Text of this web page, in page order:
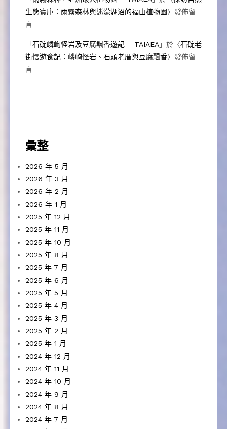
生態寶庫：雨霧森林與迷濛湖沼的福山植物園〉發佈留
言
「石碇嶙峋怪岩及豆腐飄香遊記 – TAIAEA」於〈石碇老
街慢遊食記：嶙峋怪岩、石頭老厝與豆腐飄香〉發佈留
言
彙整
2026 年 5 月
2026 年 3 月
2026 年 2 月
2026 年 1 月
2025 年 12 月
2025 年 11 月
2025 年 10 月
2025 年 8 月
2025 年 7 月
2025 年 6 月
2025 年 5 月
2025 年 4 月
2025 年 3 月
2025 年 2 月
2025 年 1 月
2024 年 12 月
2024 年 11 月
2024 年 10 月
2024 年 9 月
2024 年 8 月
2024 年 7 月